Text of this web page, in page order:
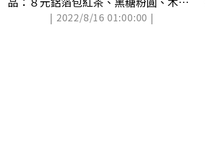
| 2022/8/16 01:00:00 |